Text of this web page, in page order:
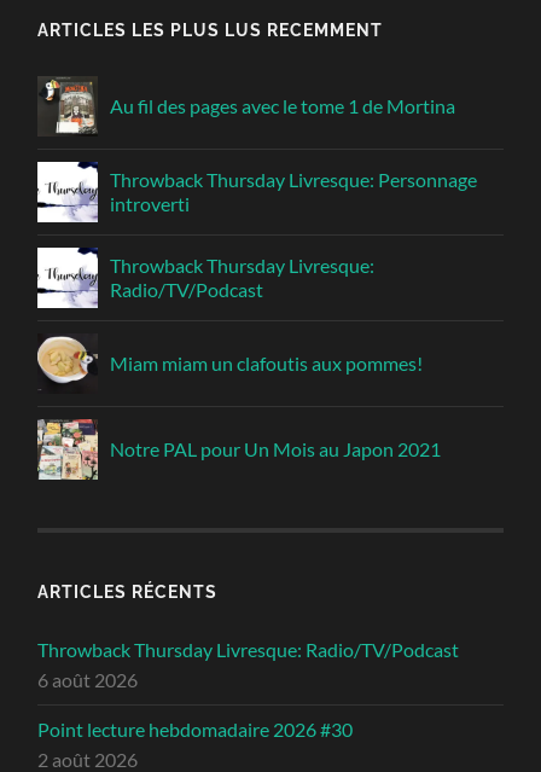
ARTICLES LES PLUS LUS RECEMMENT
Au fil des pages avec le tome 1 de Mortina
Throwback Thursday Livresque: Personnage
introverti
Throwback Thursday Livresque:
Radio/TV/Podcast
Miam miam un clafoutis aux pommes!
Notre PAL pour Un Mois au Japon 2021
ARTICLES RÉCENTS
Throwback Thursday Livresque: Radio/TV/Podcast
6 août 2026
Point lecture hebdomadaire 2026 #30
2 août 2026